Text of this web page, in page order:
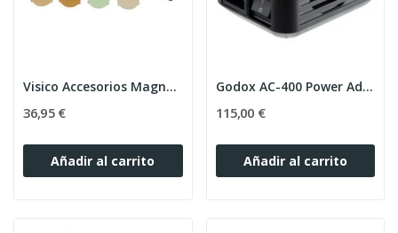
Visico Accesorios Magneticos ak-r1 para Flash
36,95 €
Añadir al carrito
Godox AC-400 Power Adapter
115,00 €
Añadir al carrito